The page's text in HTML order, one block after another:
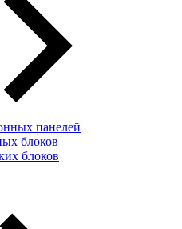
панелей
блоков
блоков